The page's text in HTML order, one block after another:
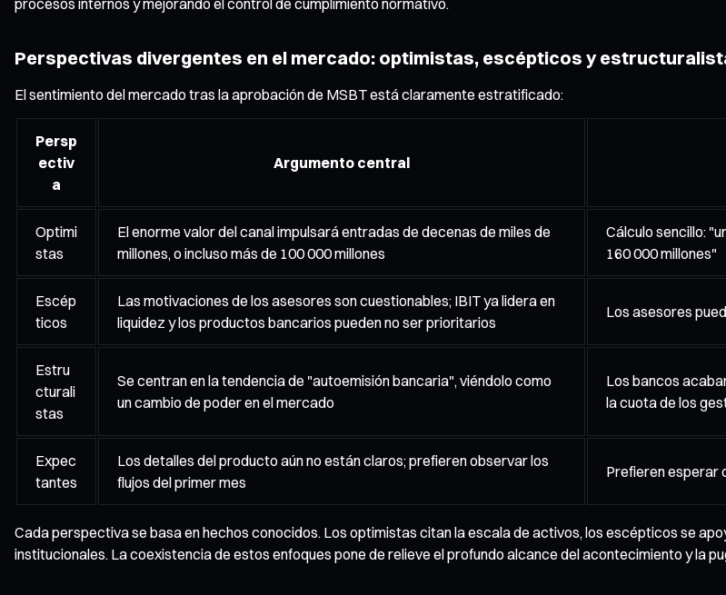
Perspectivas divergentes en el mercado: optimistas, escépticos y
El sentimiento del mercado tras la aprobación de MSBT está claramente estratificado:
Persp
ectiv
a
Argumento central
Optimi
stas
El enorme valor del canal impulsará entradas de decenas de miles de
millones, o incluso más de 100 000 millones
Cálculo sencillo:
160 000 millones"
Escép
ticos
Las motivaciones de los asesores son cuestionables; IBIT ya lidera en
liquidez y los productos bancarios pueden no ser prioritarios
Los asesores
Estru
cturali
stas
Se centran en la tendencia de "autoemisión bancaria", viéndolo como
un cambio de poder en el mercado
Los bancos
la cuota de los
Expec
tantes
Los detalles del producto aún no están claros; prefieren observar los
flujos del primer mes
Prefieren esperar
Cada perspectiva se basa en hechos conocidos. Los optimistas citan la escala de activos, los escépticos se
institucionales. La coexistencia de estos enfoques pone de relieve el profundo alcance del acontecimiento y la